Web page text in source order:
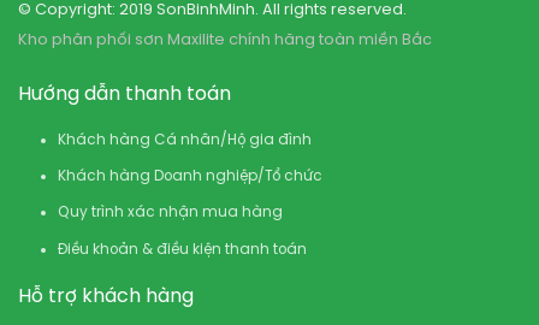
© Copyright: 2019 SonBinhMinh. All rights reserved.
Kho phân phối sơn Maxilite chính hãng toàn miền Bắc
Hướng dẫn thanh toán
Khách hàng Cá nhân/Hộ gia đình
Khách hàng Doanh nghiệp/Tổ chức
Quy trình xác nhận mua hàng
Điều khoản & điều kiện thanh toán
Hỗ trợ khách hàng